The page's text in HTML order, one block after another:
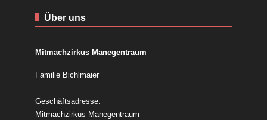
Über uns
Mitmachzirkus Manegentraum
Familie Bichlmaier
Geschäftsadresse:
Mitmachzirkus Manegentraum